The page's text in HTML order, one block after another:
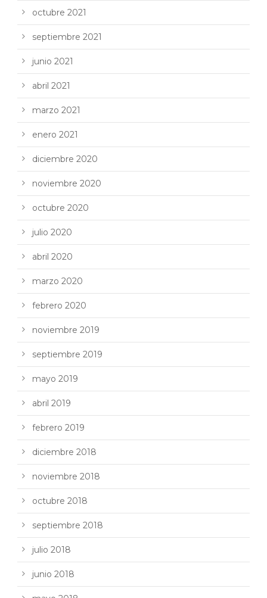
octubre 2021
septiembre 2021
junio 2021
abril 2021
marzo 2021
enero 2021
diciembre 2020
noviembre 2020
octubre 2020
julio 2020
abril 2020
marzo 2020
febrero 2020
noviembre 2019
septiembre 2019
mayo 2019
abril 2019
febrero 2019
diciembre 2018
noviembre 2018
octubre 2018
septiembre 2018
julio 2018
junio 2018